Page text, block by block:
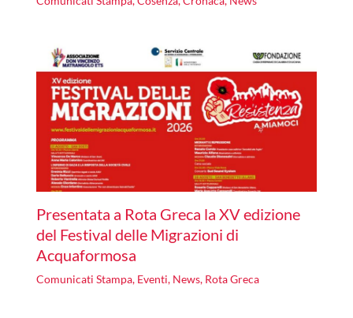
Presentata a Rota Greca la XV edizione
del Festival delle Migrazioni di
Acquaformosa
Comunicati Stampa, Eventi, News, Rota Greca